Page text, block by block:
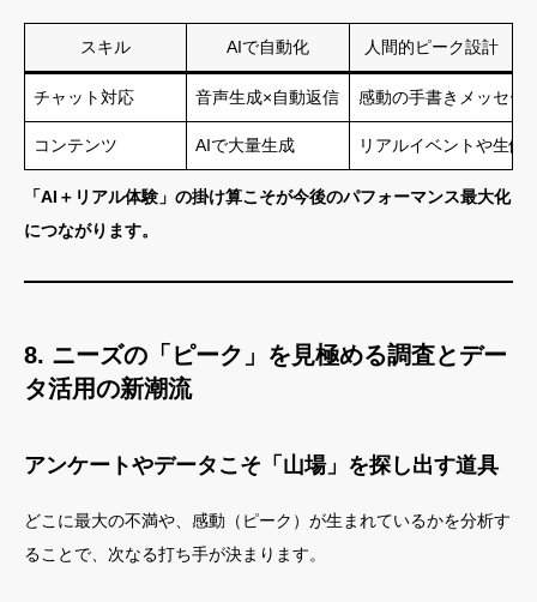
スキル AIで自動化 人間的ピーク設計
チャット対応 音声生成×自動返信 感動の手書きメッセー
コンテンツ AIで大量生成 リアルイベントや生体
「AI＋リアル体験」の掛け算こそが今後のパフォーマンス最大化
につながります。
8. ニーズの「ピーク」を見極める調査とデー
タ活用の新潮流
アンケートやデータこそ「山場」を探し出す道具
どこに最大の不満や、感動（ピーク）が生まれているかを分析す
ることで、次なる打ち手が決まります。